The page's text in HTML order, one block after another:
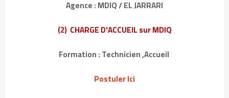
Agence : MDIQ / EL JARRARI
(2) CHARGE D'ACCUEIL sur MDIQ
Formation : Technicien ,Accueil
Postuler Ici